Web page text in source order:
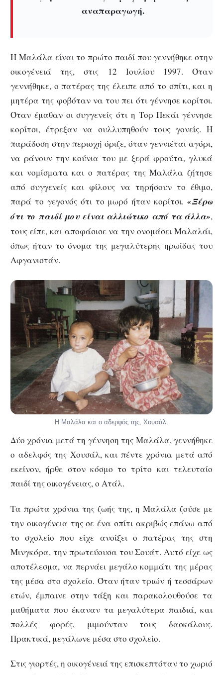
αναπαραγωγή.
Η Μαλάλα είναι το πρώτο παιδί που γεννήθηκε στην
οικογένειά της, στις 12 Ιουλίου 1997. Όταν
γεννήθηκε, ο πατέρας της έλειπε από το σπίτι, και η
μητέρα της φοβόταν να του πει ότι γέννησε κορίτσι.
Όταν έμαθαν οι συγγενείς ότι η Τορ Πεκάι γέννησε
κορίτσι, έτρεξαν να συλλυπηθούν τους γονείς. Η
παράδοση στην περιοχή όριζε, όταν γεννιέται αγόρι,
να ράνουν την κούνια του με ξερά φρούτα, γλυκά
και νομίσματα και ο πατέρας της Μαλάλα ζήτησε
από συγγενείς και φίλους να τηρήσουν το έθιμο,
παρά το γεγονός ότι το μωρό ήταν κορίτσι. «Ξέρω
ότι το παιδί μου είναι αλλιώτικο από τα άλλα»,
τους είπε, και αποφάσισε να την ονομάσει Μαλαλάι,
όπως ήταν το όνομα της μεγαλύτερης ηρωίδας του
Αφγανιστάν.
Η Μαλάλα και ο αδερφός της, Χουσάλ.
Δύο χρόνια μετά τη γέννηση της Μαλάλα, γεννήθηκε
ο αδελφός της Χουσάλ, και πέντε χρόνια μετά από
εκείνον, ήρθε στον κόσμο το τρίτο και τελευταίο
παιδί της οικογένειας, ο Ατάλ.
Τα πρώτα χρόνια της ζωής της, η Μαλάλα ζούσε με
την οικογένεια της σε ένα σπίτι ακριβώς επάνω από
το σχολείο που είχε ανοίξει ο πατέρας της στη
Μινγκόρα, την πρωτεύουσα του Σουάτ. Αυτό είχε ως
αποτέλεσμα, να περνάει μεγάλο κομμάτι της μέρας
της μέσα στο σχολείο. Όταν ήταν τριών ή τεσσάρων
ετών, έμπαινε στην τάξη και παρακολουθούσε τα
μαθήματα που έκαναν τα μεγαλύτερα παιδιά, και
πολλές φορές, μιμούνταν τους δασκάλους.
Πρακτικά, μεγάλωνε μέσα στο σχολείο.
Στις γιορτές, η οικογένειά της επισκεπτόταν το χωριό